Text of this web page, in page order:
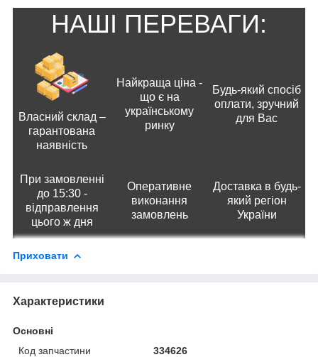
НАШІ ПЕРЕВАГИ:
Власний склад –
гарантована
наявність
Найкраща ціна -
що є на
українському
ринку
Будь-який спосіб
оплати, зручний
для Вас
При замовленні
до 15:30 -
відправлення
цього ж дня
Оперативне
виконання
замовлень
Доставка в будь-
який регіон
України
Приховати
Характеристики
Основні
Код запчастини
334626